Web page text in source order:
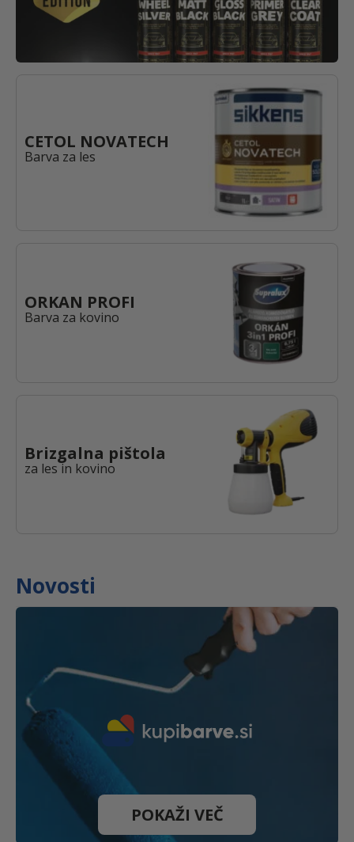
CETOL NOVATECH
Barva za les
ORKAN PROFI
Barva za kovino
Brizgalna pištola
za les in kovino
Novosti
POKAŽI VEČ